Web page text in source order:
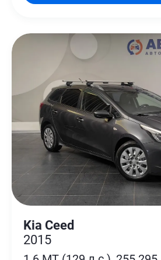
Kia Ceed
2015